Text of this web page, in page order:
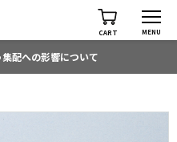
CART MENU
配への影響について